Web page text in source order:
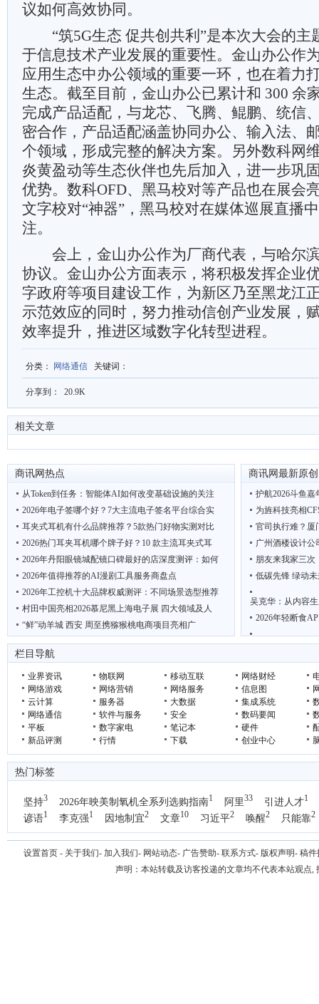
议如何高效协同。
“筑5G生态 促共创共利”是本次大会的主
于信息技术产业发展的重要性。金山办公作
应用生态中办公领域的重要一环，也在着力
生态。截至目前，金山办公已累计和 300 余
完成产品适配，与龙芯、飞腾、鲲鹏、统信
密合作，产品适配涵盖协同办公、输入法、
个领域，形成完整的解决方案。另外数科网
炎黄盈动等生态伙伴也先后加入，进一步巩
优势。数科OFD、黑马校对等产品也在展会
文字校对“神器”，黑马校对在媒体巡展直播
注。
会上，金山办公作为厂商代表，与哈尔
协议。金山办公方面表示，将积极发挥企业
字政府等项目建设工作，为新区乃至黑龙江
示范效应的同时，努力推动信创产业发展，
效率提升，推进区域数字化转型进程。
分类 ： 网络通信 关键词 ：
分享到： 20.9K
相关文章
商讯网热点
从Token到任务：智能体AI如何改变基础设施的关注
2026年电子签哪个好？7大主流电子签名平台综合实
耳夹式耳机有什么品牌推荐？5款热门好物实测对比
2026热门耳夹耳机哪个牌子好？10 款主流耳夹式耳
2026年丹阳眼镜城配镜口碑最好的店深度测评：如何
2026年值得推荐的AI漫剧工具服务商盘点
2026年工控机十大品牌权威测评：不同场景选型推荐
村田中国亮相2026慕尼黑上海电子展 四大领域及人
“鲜”动羊城 西安 周至携猕猴桃电商项目亮相广
2026优质智慧驿站厂家推荐
商讯网最新原创
护航2026斗鱼
为旌科技亮相
官司执行难？厦
广州酒楼设计公
朋友来我家三次
低碳先锋 绿动
吴克华：从内容
2026年轻断食
联想AI主机MINI/
聚龙汇刘睿带学
栏目导航
业界资讯 物联网 移动互联 网络财经
网络游戏
网络营销 网络服务 信息图
云计算
服务器 大数据 集成系统
网络通信
软件与服务 安全 数码要闻
平板
数字家电 笔记本 硬件
新品评测
行情 下载 创业中心
热门标签
坚持3 2026年映美制氧机全系列选购指南1 阿里33 引进人才1
谚语1 李克强1 因地制宜2 文章10 习近平2 唤醒2 只能靠2
国办1
设置首页 - 关于我们- 加入我们- 网站动态- 广告赞助- 联系方式- 版权声明- 稿件
声明：本站转载及访客投递的文章均不代表本站观点